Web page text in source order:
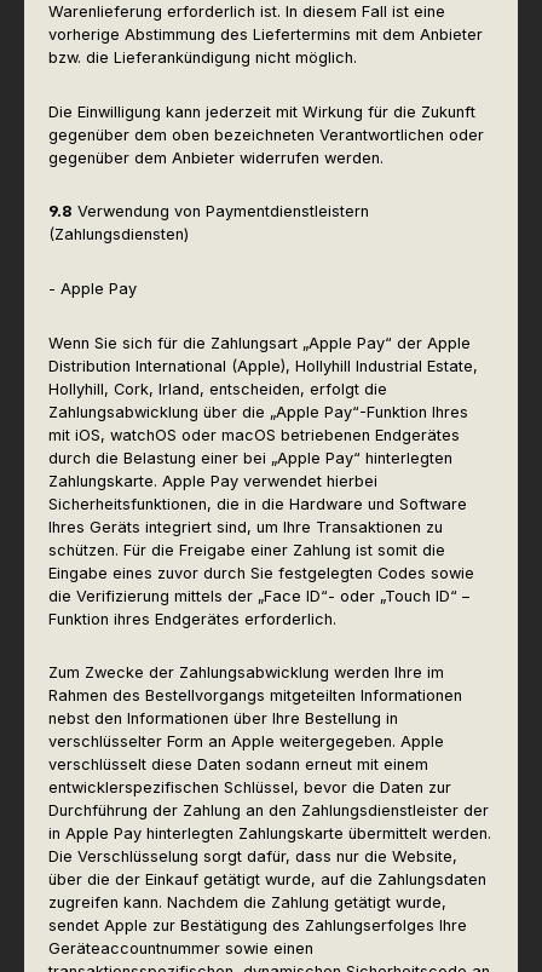
Warenlieferung erforderlich ist. In diesem Fall ist eine
vorherige Abstimmung des Liefertermins mit dem Anbieter
bzw. die Lieferankündigung nicht möglich.
Die Einwilligung kann jederzeit mit Wirkung für die Zukunft
gegenüber dem oben bezeichneten Verantwortlichen oder
gegenüber dem Anbieter widerrufen werden.
9.8 Verwendung von Paymentdienstleistern
(Zahlungsdiensten)
- Apple Pay
Wenn Sie sich für die Zahlungsart „Apple Pay“ der Apple
Distribution International (Apple), Hollyhill Industrial Estate,
Hollyhill, Cork, Irland, entscheiden, erfolgt die
Zahlungsabwicklung über die „Apple Pay“-Funktion Ihres
mit iOS, watchOS oder macOS betriebenen Endgerätes
durch die Belastung einer bei „Apple Pay“ hinterlegten
Zahlungskarte. Apple Pay verwendet hierbei
Sicherheitsfunktionen, die in die Hardware und Software
Ihres Geräts integriert sind, um Ihre Transaktionen zu
schützen. Für die Freigabe einer Zahlung ist somit die
Eingabe eines zuvor durch Sie festgelegten Codes sowie
die Verifizierung mittels der „Face ID“- oder „Touch ID“ –
Funktion ihres Endgerätes erforderlich.
Zum Zwecke der Zahlungsabwicklung werden Ihre im
Rahmen des Bestellvorgangs mitgeteilten Informationen
nebst den Informationen über Ihre Bestellung in
verschlüsselter Form an Apple weitergegeben. Apple
verschlüsselt diese Daten sodann erneut mit einem
entwicklerspezifischen Schlüssel, bevor die Daten zur
Durchführung der Zahlung an den Zahlungsdienstleister der
in Apple Pay hinterlegten Zahlungskarte übermittelt werden.
Die Verschlüsselung sorgt dafür, dass nur die Website,
über die der Einkauf getätigt wurde, auf die Zahlungsdaten
zugreifen kann. Nachdem die Zahlung getätigt wurde,
sendet Apple zur Bestätigung des Zahlungserfolges Ihre
Geräteaccountnummer sowie einen